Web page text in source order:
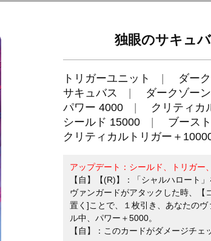
独眼のサキュ
トリガーユニット
ダー
サキュバス
ダークゾーン
パワー 4000
クリティカ
シールド 15000
ブースト
クリティカルトリガー＋
アップデート：シールド、トリガー
【自】【(R)】：「シャルハロート
ヴァンガードがアタックした時、【
置く]ことで、１枚引き、あなたの
ル中、パワー＋5000。
【自】：このカードがダメージチェ